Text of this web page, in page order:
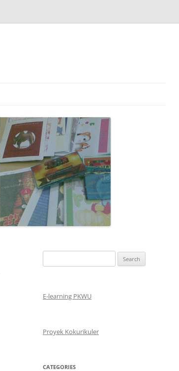
for:
E-learning PKWU
Proyek Kokurikuler
CATEGORIES